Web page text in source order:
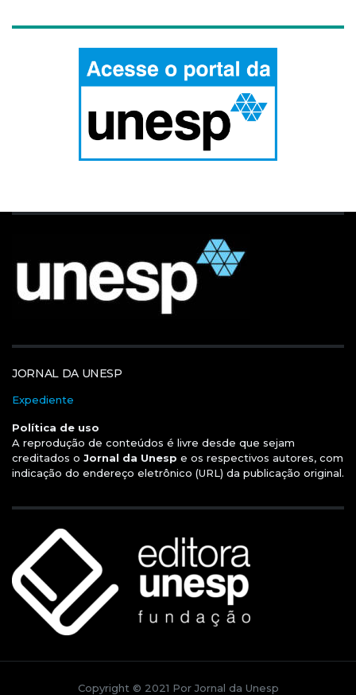
JORNAL DA UNESP
Expediente
Política de uso
A reprodução de conteúdos é livre desde que sejam
creditados o Jornal da Unesp e os respectivos autores, com
indicação do endereço eletrônico (URL) da publicação original.
Copyright © 2021 Por Jornal da Unesp